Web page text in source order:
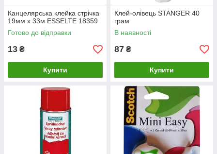
Канцелярська клейка стрічка
19мм х 33м ESSELTE 18359
Готово до відправки
13 ₴
Купити
Клей-олівець STANGER 40
грам
В наявності
87 ₴
Купити